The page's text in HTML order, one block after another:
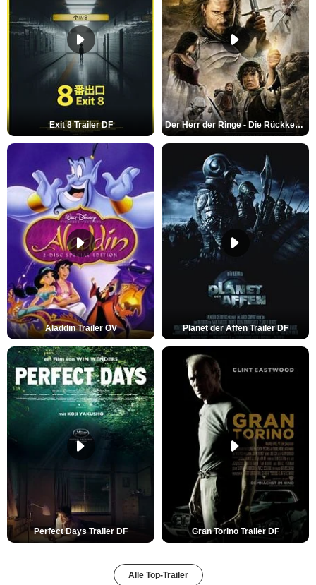
Exit 8 Trailer DF Der Herr der Ringe - Die Rückkehr des Königs Trailer OV
Aladdin Trailer OV Planet der Affen Trailer DF
Perfect Days Trailer DF Gran Torino Trailer DF
Alle Top-Trailer